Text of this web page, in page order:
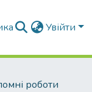
Увійти
роботи